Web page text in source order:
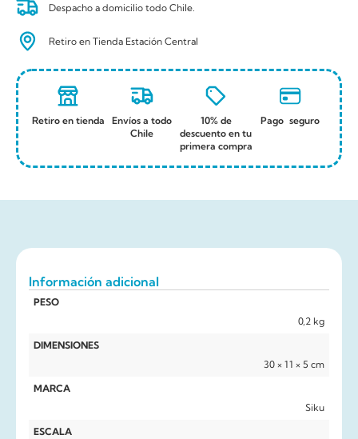
Despacho a domicilio todo Chile.
Retiro en Tienda Estación Central
Retiro en tienda
Envíos a todo
Chile
10% de
descuento en tu
primera compra
Pago seguro
Información adicional
PESO
0,2 kg
DIMENSIONES
30 × 11 × 5 cm
MARCA
Siku
ESCALA